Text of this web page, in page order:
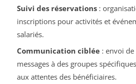
Suivi des réservations:
inscriptions pour activités et
salariés.
Communication ciblée: envoi de
messages à des groupes
aux attentes des bénéficiaires.